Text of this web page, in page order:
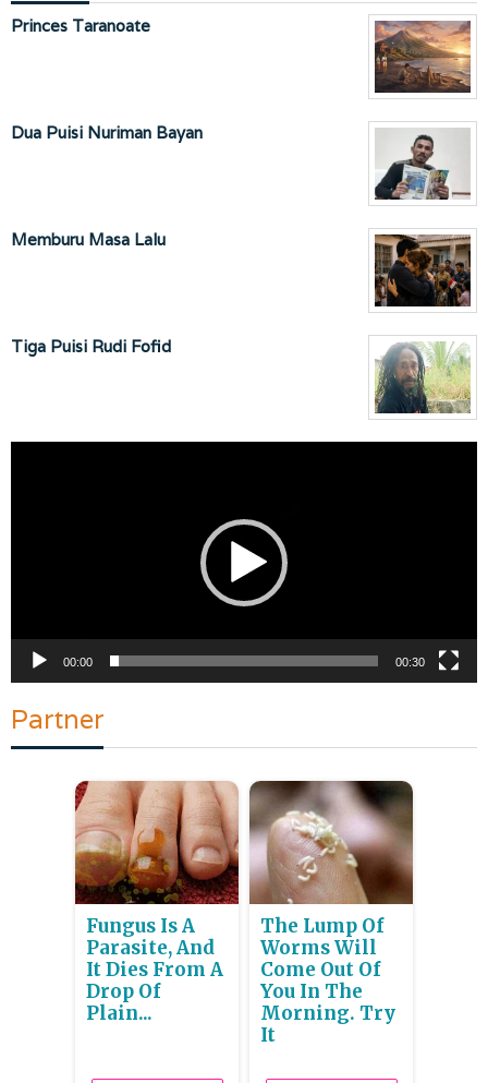
Princes Taranoate
Dua Puisi Nuriman Bayan
Memburu Masa Lalu
Tiga Puisi Rudi Fofid
00:00 00:30
Partner
Fungus Is A
Parasite, And
It Dies From A
Drop Of
Plain...
The Lump Of
Worms Will
Come Out Of
You In The
Morning. Try
It